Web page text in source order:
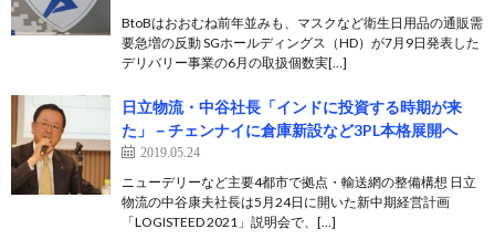
BtoBはおおむね前年並みも、マスクなど衛生日用品の通販需
要急増の反動 SGホールディングス（HD）が7月9日発表した
デリバリー事業の6月の取扱個数実[…]
日立物流・中谷社長「インドに投資する時期が来
た」－チェンナイに倉庫新設など3PL本格展開へ
2019.05.24
ニューデリーなど主要4都市で拠点・輸送網の整備構想 日立
物流の中谷康夫社長は5月24日に開いた新中期経営計画
「LOGISTEED 2021」説明会で、[…]